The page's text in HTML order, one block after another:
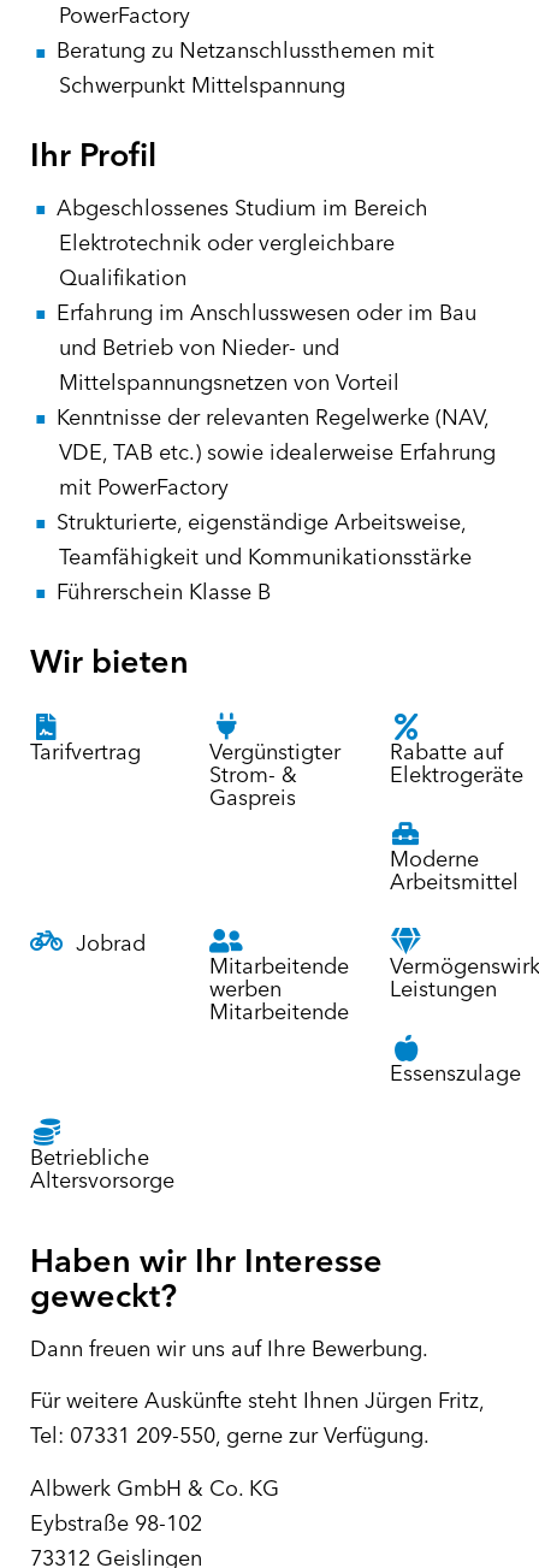
PowerFactory
Beratung zu Netzanschlussthemen mit
Schwerpunkt Mittelspannung
Ihr Profil
Abgeschlossenes Studium im Bereich
Elektrotechnik oder vergleichbare
Qualifikation
Erfahrung im Anschlusswesen oder im Bau
und Betrieb von Nieder- und
Mittelspannungsnetzen von Vorteil
Kenntnisse der relevanten Regelwerke (NAV,
VDE, TAB etc.) sowie idealerweise Erfahrung
mit PowerFactory
Strukturierte, eigenständige Arbeitsweise,
Teamfähigkeit und Kommunikationsstärke
Führerschein Klasse B
Wir bieten
Tarifvertrag
Vergünstigter
Strom- &
Gaspreis
Rabatte auf
Elektrogeräte
Moderne
Arbeitsmittel
Jobrad
Mitarbeitende
werben
Mitarbeitende
Leistungen
Essenszulage
Betriebliche
Altersvorsorge
Haben wir Ihr Interesse
geweckt?
Dann freuen wir uns auf Ihre Bewerbung.
Für weitere Auskünfte steht Ihnen Jürgen Fritz,
Tel: 07331 209-550, gerne zur Verfügung.
Albwerk GmbH & Co. KG
Eybstraße 98-102
73312 Geislingen